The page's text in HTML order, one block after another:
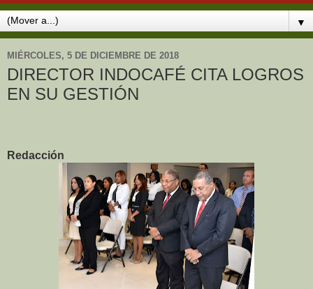
▼
MIÉRCOLES, 5 DE DICIEMBRE DE 2018
DIRECTOR INDOCAFÉ CITA LOGROS
EN SU GESTIÓN
Redacción